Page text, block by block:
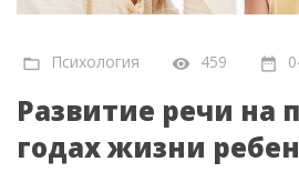
Психология 459
Развитие речи на
годах жизни